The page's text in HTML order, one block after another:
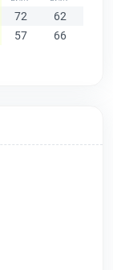
72 62
57 66